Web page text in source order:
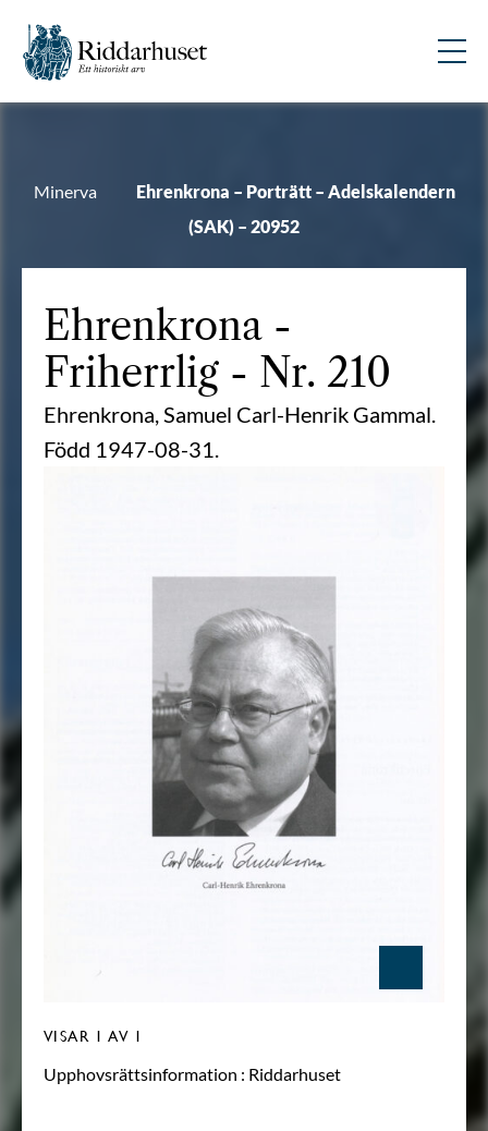
Minerva
Ehrenkrona – Porträtt – Adelskalendern
(SAK) – 20952
Ehrenkrona -
Friherrlig - Nr. 210
Ehrenkrona, Samuel Carl-Henrik Gammal.
Född 1947-08-31.
VISAR 1 AV 1
Upphovsrättsinformation : Riddarhuset